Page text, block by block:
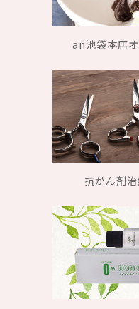
an池袋本店
抗がん剤